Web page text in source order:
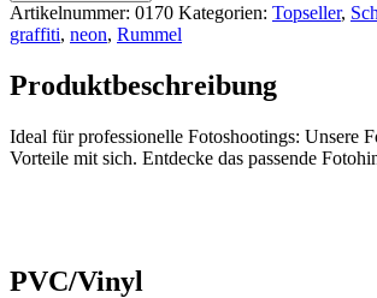
Artikelnummer: 0170 Kategorien: Topseller,
graffiti, neon, Rummel
Produktbeschreibung
Ideal für professionelle Fotoshootings: Unsere
Vorteile mit sich. Entdecke das passende
PVC/Vinyl